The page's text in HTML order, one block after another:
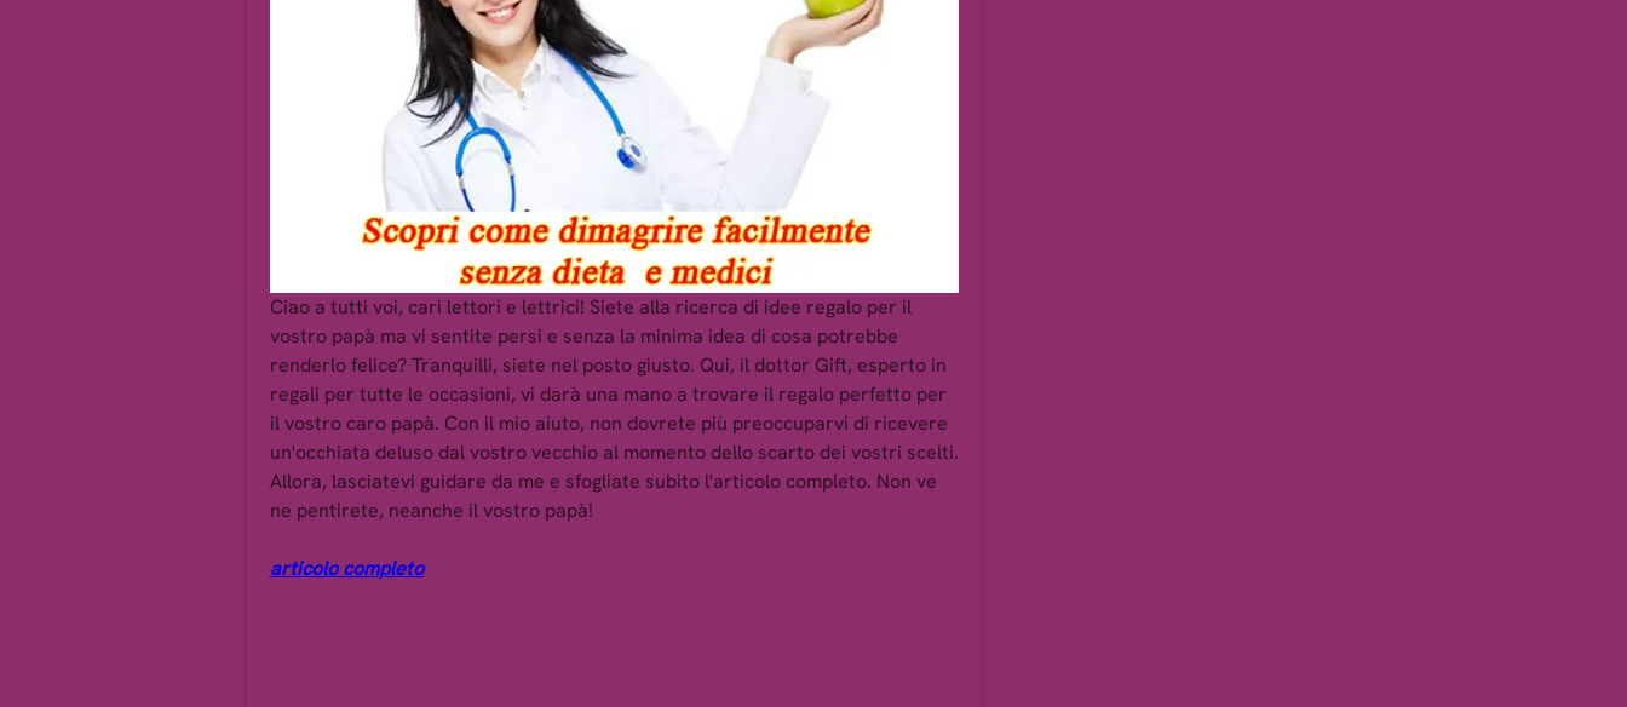
Ciao a tutti voi, cari lettori e lettrici! Siete alla ricerca di idee regalo per il
vostro papà ma vi sentite persi e senza la minima idea di cosa potrebbe
renderlo felice? Tranquilli, siete nel posto giusto. Qui, il dottor Gift, esperto in
regali per tutte le occasioni, vi darà una mano a trovare il regalo perfetto per
il vostro caro papà. Con il mio aiuto, non dovrete più preoccuparvi di ricevere
un'occhiata deluso dal vostro vecchio al momento dello scarto dei vostri scelti.
Allora, lasciatevi guidare da me e sfogliate subito l'articolo completo. Non ve
ne pentirete, neanche il vostro papà!
articolo completo